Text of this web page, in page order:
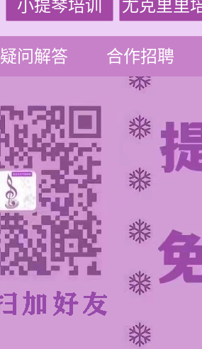
小提琴培训 尤克里里
疑问解答 合作招聘